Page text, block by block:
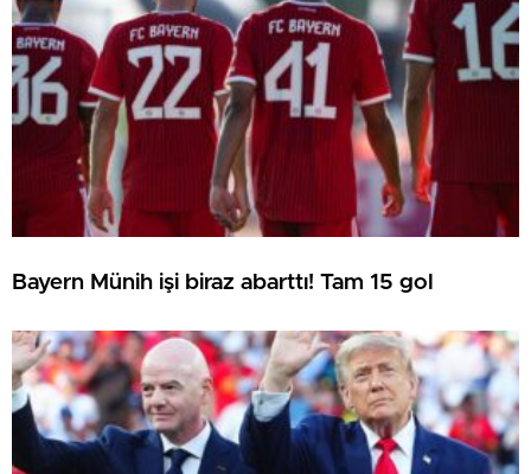
Bayern Münih işi biraz abarttı! Tam 15 gol